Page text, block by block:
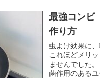
最強コンビ
作り方
虫よけ効果に
これほどメリ
ませんでした
菌作用のある